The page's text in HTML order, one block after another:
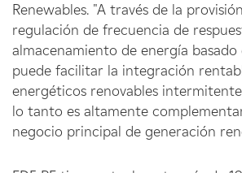
Renewables. "A través de la
regulación de frecuencia de
almacenamiento de energía basado
puede facilitar la integración
energéticos renovables
lo tanto es altamente
negocio principal de generación